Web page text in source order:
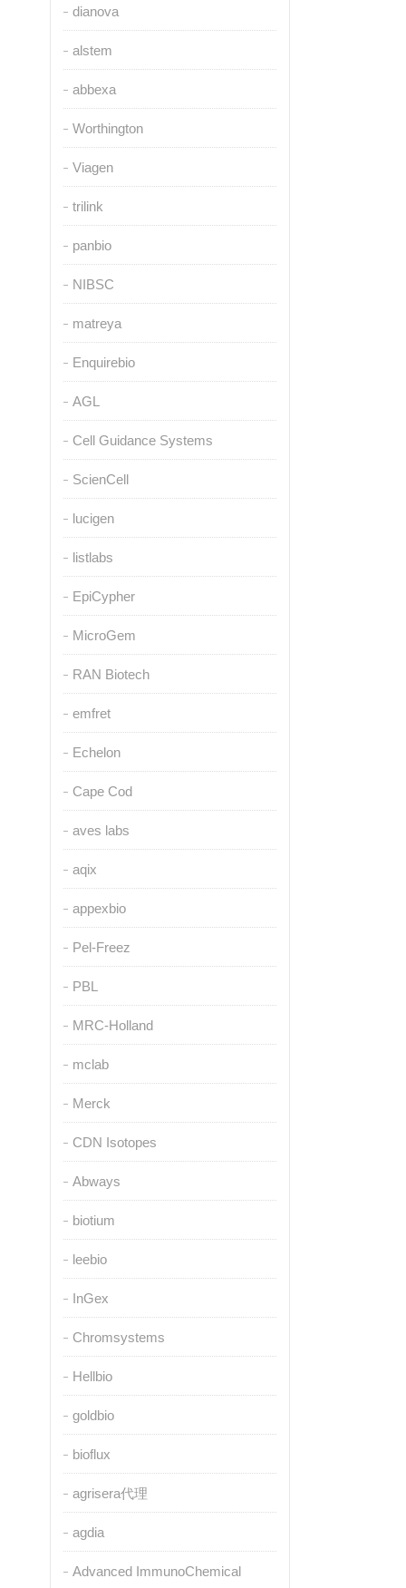
dianova
alstem
abbexa
Worthington
Viagen
trilink
panbio
NIBSC
matreya
Enquirebio
AGL
Cell Guidance Systems
ScienCell
lucigen
listlabs
EpiCypher
MicroGem
RAN Biotech
emfret
Echelon
Cape Cod
aves labs
aqix
appexbio
Pel-Freez
PBL
MRC-Holland
mclab
Merck
CDN Isotopes
Abways
biotium
leebio
InGex
Chromsystems
Hellbio
goldbio
bioflux
agrisera代理
agdia
Advanced ImmunoChemical